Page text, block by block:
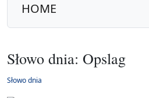
HOME
Słowo dnia: Opslag
Słowo dnia